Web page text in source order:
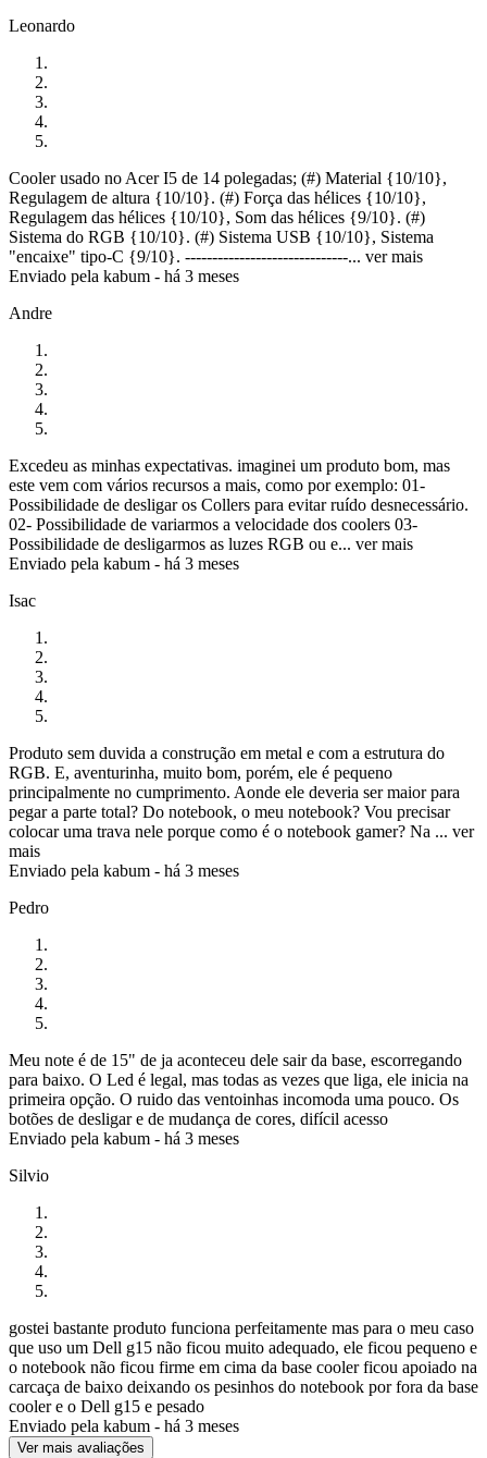
Leonardo
Cooler usado no Acer I5 de 14 polegadas; (#) Material {10/10},
Regulagem de altura {10/10}. (#) Força das hélices {10/10},
Regulagem das hélices {10/10}, Som das hélices {9/10}. (#)
Sistema do RGB {10/10}. (#) Sistema USB {10/10}, Sistema
"encaixe" tipo-C {9/10}. ------------------------------... ver mais
Enviado pela kabum - há 3 meses
Andre
Excedeu as minhas expectativas. imaginei um produto bom, mas
este vem com vários recursos a mais, como por exemplo: 01-
Possibilidade de desligar os Collers para evitar ruído desnecessário.
02- Possibilidade de variarmos a velocidade dos coolers 03-
Possibilidade de desligarmos as luzes RGB ou e... ver mais
Enviado pela kabum - há 3 meses
Isac
Produto sem duvida a construção em metal e com a estrutura do
RGB. E, aventurinha, muito bom, porém, ele é pequeno
principalmente no cumprimento. Aonde ele deveria ser maior para
pegar a parte total? Do notebook, o meu notebook? Vou precisar
colocar uma trava nele porque como é o notebook gamer? Na ... ver
mais
Enviado pela kabum - há 3 meses
Pedro
Meu note é de 15" de ja aconteceu dele sair da base, escorregando
para baixo. O Led é legal, mas todas as vezes que liga, ele inicia na
primeira opção. O ruido das ventoinhas incomoda uma pouco. Os
botões de desligar e de mudança de cores, difícil acesso
Enviado pela kabum - há 3 meses
Silvio
gostei bastante produto funciona perfeitamente mas para o meu caso
que uso um Dell g15 não ficou muito adequado, ele ficou pequeno e
o notebook não ficou firme em cima da base cooler ficou apoiado na
carcaça de baixo deixando os pesinhos do notebook por fora da base
cooler e o Dell g15 e pesado
Enviado pela kabum - há 3 meses
Ver mais avaliações